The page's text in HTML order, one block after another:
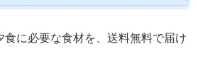
食に必要な食材を、送料無料で届け